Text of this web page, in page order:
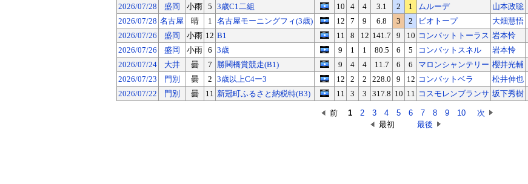
2026/07/28
盛岡 小雨 5 3歳C1二組 10 4 4 3.1 2 1 ムルーデ 山本政聡
2026/07/28 名古屋 晴 1 名古屋モーニングフィ(3歳) 12 7 9 6.8 3 2 ビオトープ 大畑慧悟
2026/07/26
盛岡 小雨 12 B1 11 8 12 141.7 9 10 コンバットトーラス 岩本怜
2026/07/26
盛岡 小雨 6 3歳 9 1 1 80.5 6 5 コンバットスネル 岩本怜
2026/07/24
大井 曇 7 勝鬨橋賞競走(B1) 9 4 4 11.7 6 6 マロンシャンテリー 櫻井光輔
2026/07/23
門別 曇 2 3歳以上C4ー3 12 2 2 228.0 9 12 コンバットベラ 松井伸也
2026/07/22
門別 曇 11 新冠町ふるさと納税特(B3) 11 3 3 317.8 10 11 コスモレンブランサ 坂下秀樹
前 1 2 3 4 5 6 7 8 9 10
次
最初
最後